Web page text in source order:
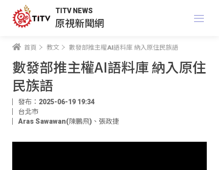
TITV NEWS
原視新聞網
首頁 教文 數發部推主權AI語料庫 納入原住民族語
數發部推主權AI語料庫 納入原住
民族語
發布：2025-06-19 19:34
台北市
Aras Sawawan(陳鵬飛) 、 張政捷